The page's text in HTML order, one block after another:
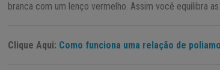
branca com um lenço vermelho. Assim você equilibra
Clique Aqui: Como funciona uma relação de